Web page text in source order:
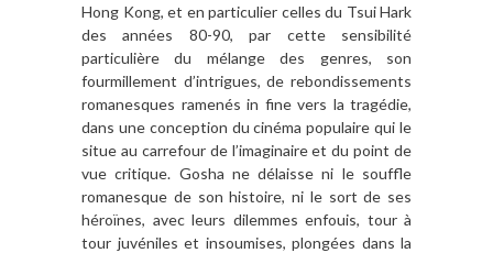
Hong Kong, et en particulier celles du Tsui Hark
des années 80-90, par cette sensibilité
particulière du mélange des genres, son
fourmillement d’intrigues, de rebondissements
romanesques ramenés in fine vers la tragédie,
dans une conception du cinéma populaire qui le
situe au carrefour de l’imaginaire et du point de
vue critique. Gosha ne délaisse ni le souffle
romanesque de son histoire, ni le sort de ses
héroïnes, avec leurs dilemmes enfouis, tour à
tour juvéniles et insoumises, plongées dans la